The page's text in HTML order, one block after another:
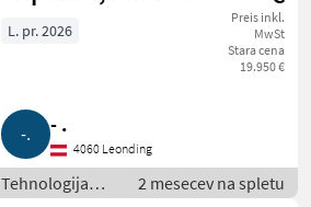
el. EP EFXZ-301-
Preis inkl.
MwSt
Stara cena
19.950 €
L. pr. 2026
- .
4060 Leonding
Tehnologija
2 mesecev na spletu